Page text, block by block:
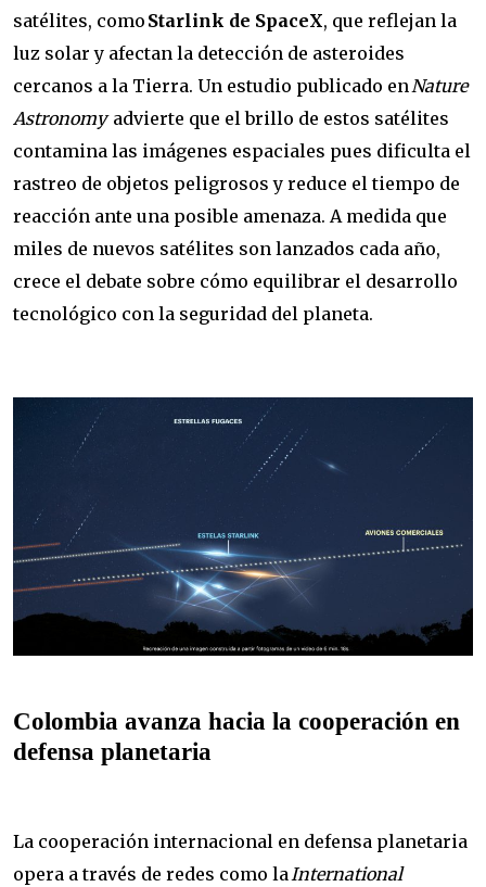
satélites, como Starlink de SpaceX, que reflejan la
luz solar y afectan la detección de asteroides
cercanos a la Tierra. Un estudio publicado en Nature
Astronomyadvierte que el brillo de estos satélites
contamina las imágenes espaciales pues dificulta el
rastreo de objetos peligrosos y reduce el tiempo de
reacción ante una posible amenaza. A medida que
miles de nuevos satélites son lanzados cada año,
crece el debate sobre cómo equilibrar el desarrollo
tecnológico con la seguridad del planeta.
Colombia avanza hacia la cooperación en
defensa planetaria
La cooperación internacional en defensa planetaria
opera a través de redes como laInternational